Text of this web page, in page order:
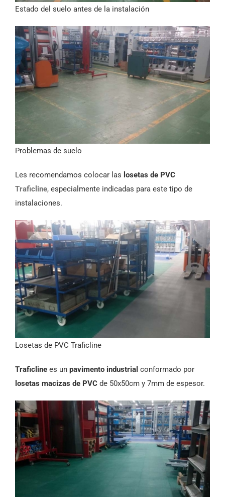
Estado del suelo antes de la instalación
Problemas de suelo
Les recomendamos colocar las losetas de PVC
Traficline, especialmente indicadas para este tipo de
instalaciones.
Losetas de PVC Traficline
Traficline es un pavimento industrial conformado por
losetas macizas de PVC de 50x50cm y 7mm de espesor.